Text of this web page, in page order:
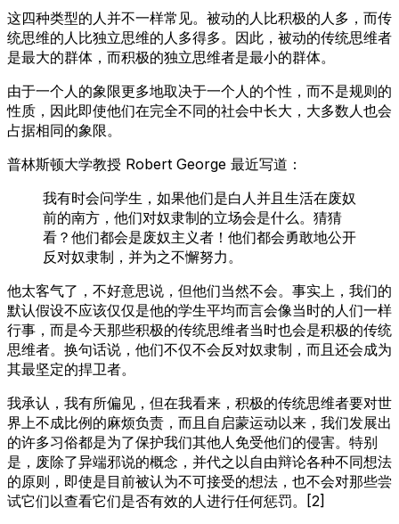
这四种类型的人并不一样常见。被动的人比积极的人多，而传
统思维的人比独立思维的人多得多。因此，被动的传统思维者
是最大的群体，而积极的独立思维者是最小的群体。
由于一个人的象限更多地取决于一个人的个性，而不是规则的
性质，因此即使他们在完全不同的社会中长大，大多数人也会
占据相同的象限。
普林斯顿大学教授 Robert George 最近写道：
我有时会问学生，如果他们是白人并且生活在废奴
前的南方，他们对奴隶制的立场会是什么。猜猜
看？他们都会是废奴主义者！他们都会勇敢地公开
反对奴隶制，并为之不懈努力。
他太客气了，不好意思说，但他们当然不会。事实上，我们的
默认假设不应该仅仅是他的学生平均而言会像当时的人们一样
行事，而是今天那些积极的传统思维者当时也会是积极的传统
思维者。换句话说，他们不仅不会反对奴隶制，而且还会成为
其最坚定的捍卫者。
我承认，我有所偏见，但在我看来，积极的传统思维者要对世
界上不成比例的麻烦负责，而且自启蒙运动以来，我们发展出
的许多习俗都是为了保护我们其他人免受他们的侵害。特别
是，废除了异端邪说的概念，并代之以自由辩论各种不同想法
的原则，即使是目前被认为不可接受的想法，也不会对那些尝
试它们以查看它们是否有效的人进行任何惩罚。[2]